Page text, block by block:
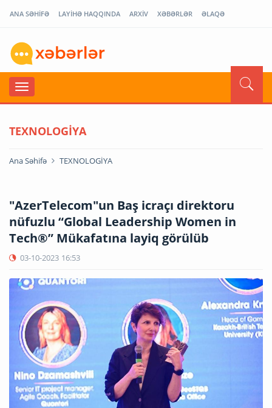
ANA SƏHİFƏ LAYİHƏ HAQQINDA ARXİV XƏBƏRLƏR ƏLAQƏ
TEXNOLOGİYA
Ana Səhifə TEXNOLOGİYA
"AzerTelecom"un Baş icraçı direktoru
nüfuzlu “Global Leadership Women in
Tech®” Mükafatına layiq görülüb
03-10-2023 16:53